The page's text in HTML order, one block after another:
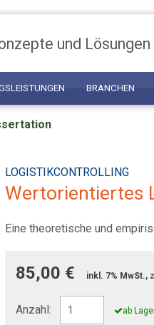
BRANCHEN
und
LOGISTIKCONTROLLING
Wertorientiertes
Eine theoretische und
85,00 € inkl. 7% MwSt.,
Anzahl: ab